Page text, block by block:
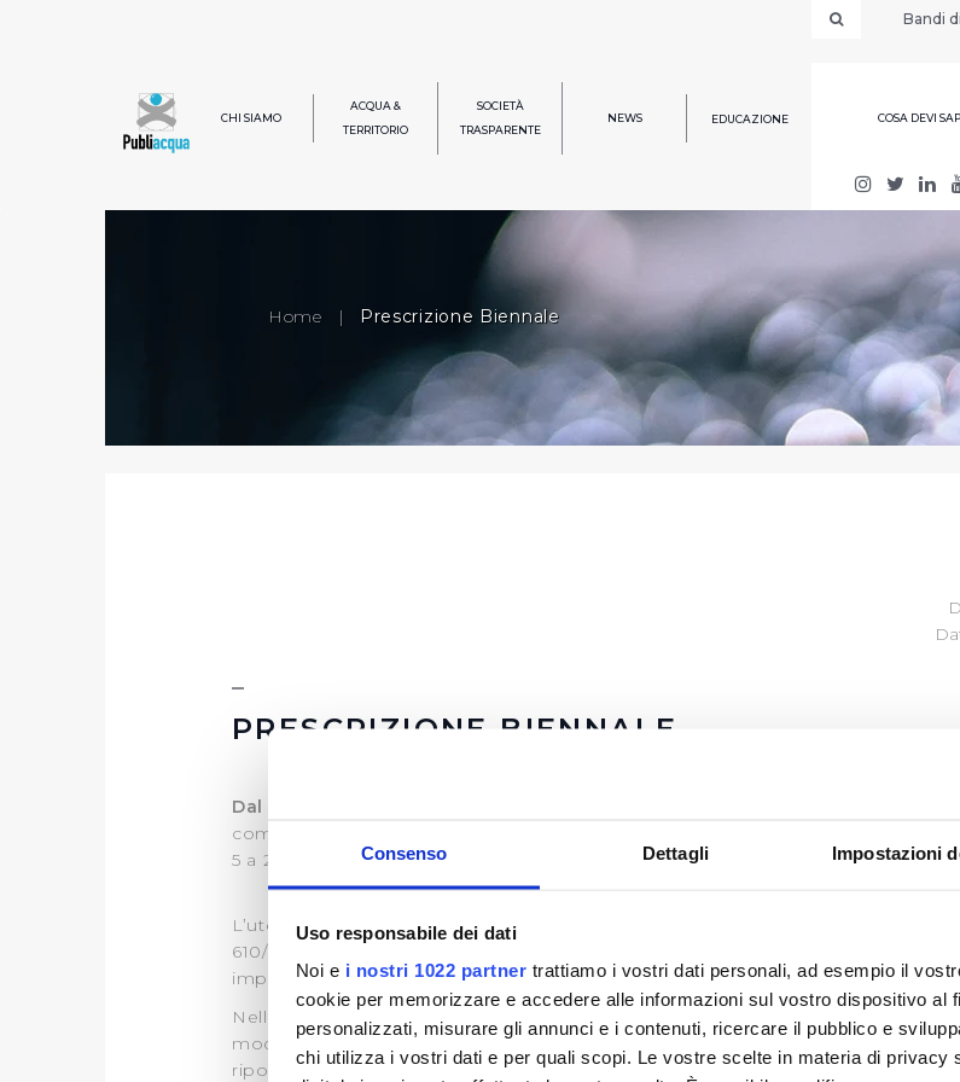
Consenso Dettagli Impostazioni
Uso responsabile dei dati
Noi e i nostri 1022 partner trattiamo i vostri dati personali, ad esempio il
cookie per memorizzare e accedere alle informazioni sul vostro dispositivo al
personalizzati, misurare gli annunci e i contenuti, ricercare il pubblico e
chi utilizza i vostri dati e per quali scopi. Le vostre scelte in materia di privacy
Bandi
CHI SIAMO
ACQUA &
TERRITORIO
SOCIETÀ
TRASPARENTE
NEWS EDUCAZIONE COSA DEVI
Home | Prescrizione Biennale
PRESCRIZIONE BIENNALE
Dal 1° gennaio 2020
come modificata dalla Legge di Bilancio 2020 (Legge n. 160/2019) la
5 a 2 anni.
L’utente finale, appartenente ad una delle categorie individuate dalla legge e
610/21 (utenti domestici, microimprese e professionisti), può eccepire la
importi per le fatture con scadenza successiva al 1° gennaio 2020.
Nella bolletta, che contiene importi relativi a consumi risalenti a più di due
modulo per richiedere la prescrizione, in cui è indicato l’importo prescrivibile
riportano di seguito, a cui inoltrare la richiesta debitamente compilata e